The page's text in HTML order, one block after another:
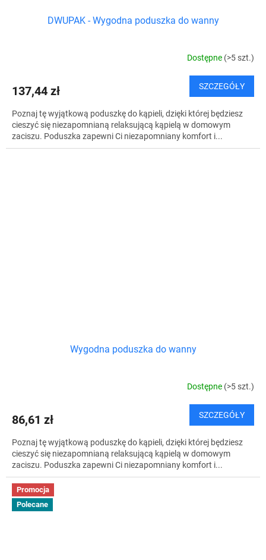
DWUPAK - Wygodna poduszka do wanny
Dostępne (>5 szt.)
137,44 zł SZCZEGÓŁY
Poznaj tę wyjątkową poduszkę do kąpieli, dzięki której będziesz
cieszyć się niezapomnianą relaksującą kąpielą w domowym
zaciszu. Poduszka zapewni Ci niezapomniany komfort i...
Wygodna poduszka do wanny
Dostępne (>5 szt.)
86,61 zł SZCZEGÓŁY
Poznaj tę wyjątkową poduszkę do kąpieli, dzięki której będziesz
cieszyć się niezapomnianą relaksującą kąpielą w domowym
zaciszu. Poduszka zapewni Ci niezapomniany komfort i...
Promocja
Polecane